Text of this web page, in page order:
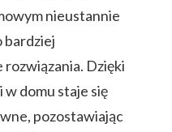
nieustannie
bardziej
Dzięki
domu staje się
pozostawiając